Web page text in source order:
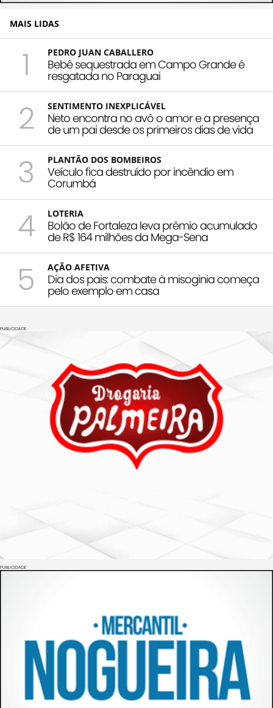
MAIS LIDAS
1 PEDRO JUAN CABALLERO
Bebê sequestrada em Campo Grande é
resgatada no Paraguai
2 SENTIMENTO INEXPLICÁVEL
Neto encontra no avô o amor e a presença
de um pai desde os primeiros dias de vida
3 PLANTÃO DOS BOMBEIROS
Veículo fica destruído por incêndio em
Corumbá
4 LOTERIA
Bolão de Fortaleza leva prêmio acumulado
de R$ 164 milhões da Mega-Sena
5 AÇÃO AFETIVA
Dia dos pais: combate à misoginia começa
pelo exemplo em casa
PUBLICIDADE
PUBLICIDADE